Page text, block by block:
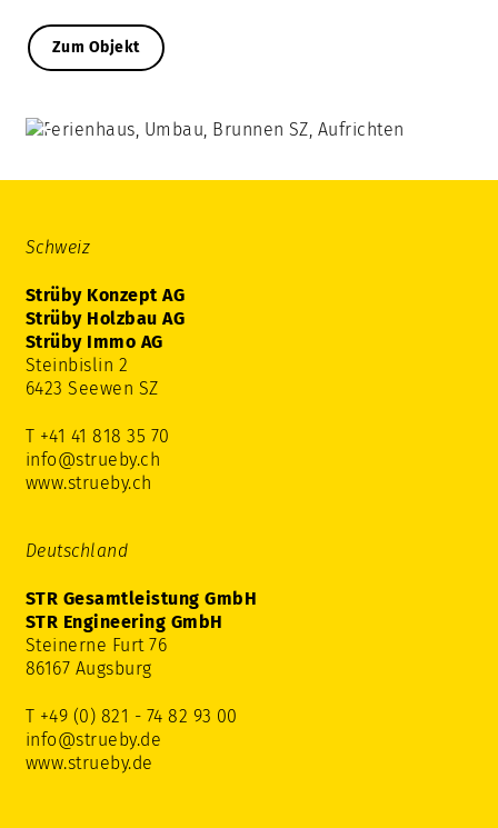
Zum Objekt
Schweiz
Strüby Konzept AG
Strüby Holzbau AG
Strüby Immo AG
Steinbislin 2
6423 Seewen SZ
T +41 41 818 35 70
info@strueby.ch
www.strueby.ch
Deutschland
STR Gesamtleistung GmbH
STR Engineering GmbH
Steinerne Furt 76
86167 Augsburg
T +49 (0) 821 - 74 82 93 00
info@strueby.de
www.strueby.de